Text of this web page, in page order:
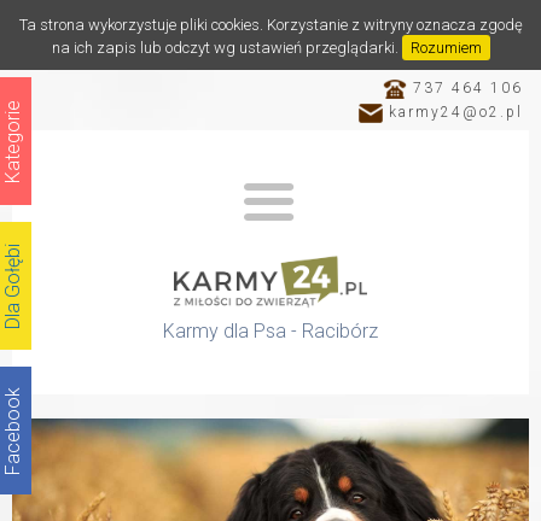
Ta strona wykorzystuje pliki cookies. Korzystanie z witryny oznacza zgodę
na ich zapis lub odczyt wg ustawień przeglądarki.
Rozumiem
737 464 106
karmy24@o2.pl
Karmy dla Psa - Racibórz
Katalog
Facebook
Dla Gołębi
Kategorie